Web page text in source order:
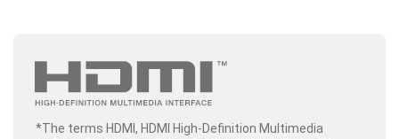
*The terms HDMI, HDMI High-Definition Multimedia